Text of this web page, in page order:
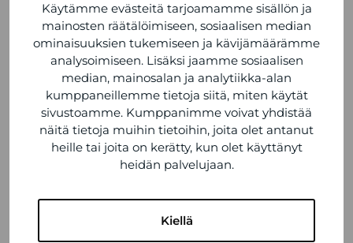
Käytämme evästeitä tarjoamamme sisällön ja
mainosten räätälöimiseen, sosiaalisen median
ominaisuuksien tukemiseen ja kävijämäärämme
analysoimiseen. Lisäksi jaamme sosiaalisen
median, mainosalan ja analytiikka-alan
kumppaneillemme tietoja siitä, miten käytät
sivustoamme. Kumppanimme voivat yhdistää
näitä tietoja muihin tietoihin, joita olet antanut
heille tai joita on kerätty, kun olet käyttänyt
heidän palvelujaan.
Kiellä
Lisätietoja:
Simo Pyöriä, O.K. Auto Oy
puh. 0400 488 864
VIIMEISIMMÄT ARTIKKELIT